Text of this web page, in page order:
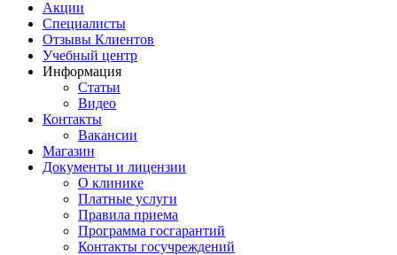
Акции
Специалисты
Отзывы Клиентов
Учебный центр
Информация
Статьи
Видео
Контакты
Вакансии
Магазин
Документы и лицензии
О клинике
Платные услуги
Правила приема
Программа госгарантий
Контакты госучреждений